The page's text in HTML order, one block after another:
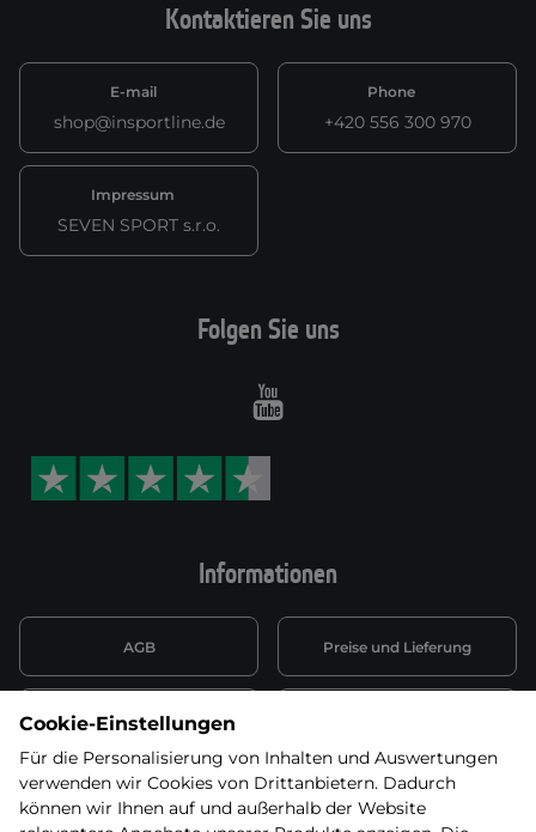
Kontaktieren Sie uns
E-mail
shop@insportline.de
Phone
+420 556 300 970
Impressum
SEVEN SPORT s.r.o.
Informationen
AGB Preise und Lieferung
Datenschutzerklärung
Wiederufsbelehrung mit Link
zum Formular
Batterieentsorgung
Folgen Sie uns
Youtube
Cookie-Einstellungen
Für die Personalisierung von Inhalten und Auswertungen
verwenden wir Cookies von Drittanbietern. Dadurch
können wir Ihnen auf und außerhalb der Website